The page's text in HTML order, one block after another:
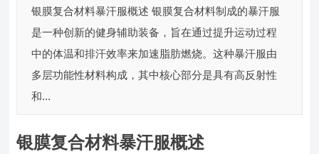
银膜复合材料暴汗服概述 银膜复合材料制成的暴汗服
是一种创新的健身辅助装备，旨在通过提升运动过程
中的体温和排汗效率来加速脂肪燃烧。这种暴汗服由
多层功能性材料构成，其中核心部分是具有高反射性
和...
银膜复合材料暴汗服概述